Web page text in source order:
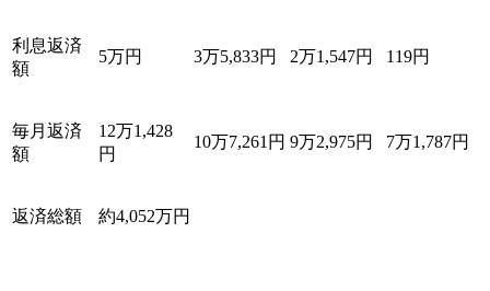
利息返済
額
5万円 3万5,833円 2万1,547円 119円
毎月返済
額
12万1,428
円
10万7,261円 9万2,975円 7万1,787円
返済総額 約4,052万円